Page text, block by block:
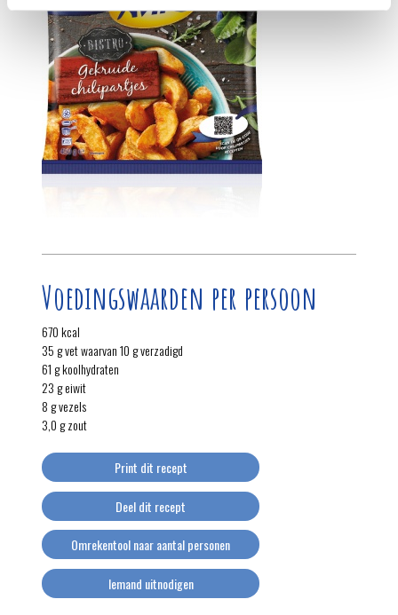
Voedingswaarden per persoon
670 kcal
35 g vet waarvan 10 g verzadigd
61 g koolhydraten
23 g eiwit
8 g vezels
3,0 g zout
Print dit recept
Deel dit recept
Omrekentool naar aantal personen
Iemand uitnodigen